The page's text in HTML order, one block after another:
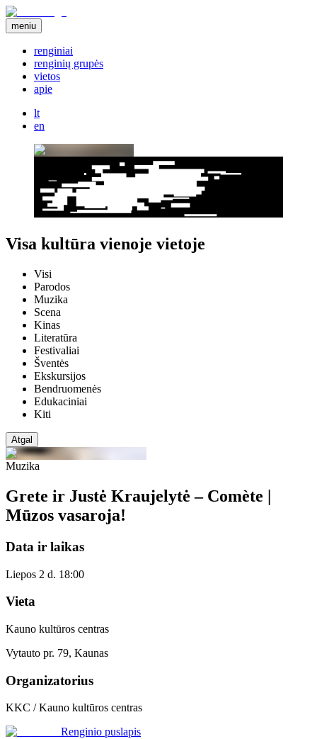
meniu
renginiai
renginių grupės
vietos
apie
lt
en
Visa kultūra vienoje vietoje
Visi
Parodos
Muzika
Scena
Kinas
Literatūra
Festivaliai
Šventės
Ekskursijos
Bendruomenės
Edukaciniai
Kiti
Atgal
Muzika
Grete ir Justė Kraujelytė – Comète |
Mūzos vasaroja!
Data ir laikas
Liepos 2 d. 18:00
Vieta
Kauno kultūros centras
Vytauto pr. 79, Kaunas
Organizatorius
KKC / Kauno kultūros centras
Renginio puslapis